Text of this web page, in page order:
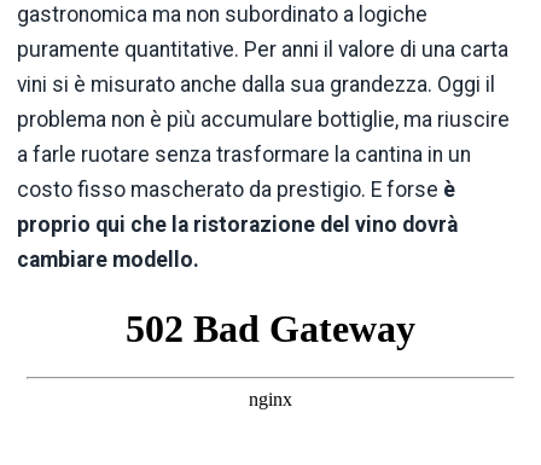
gastronomica ma non subordinato a logiche
puramente quantitative. Per anni il valore di una carta
vini si è misurato anche dalla sua grandezza. Oggi il
problema non è più accumulare bottiglie, ma riuscire
a farle ruotare senza trasformare la cantina in un
costo fisso mascherato da prestigio. E forse è
proprio qui che la ristorazione del vino dovrà
cambiare modello.